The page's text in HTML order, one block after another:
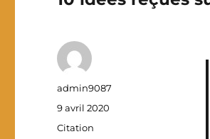
Auteur
admin9087
Publié
le
9 avril 2020
Format
Citation